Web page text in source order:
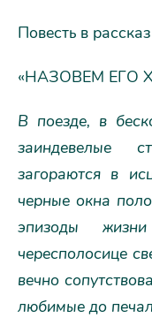
Повесть в
«НАЗОВЕМ ЕГО
В поезде, в
заиндевелые
загораются в
черные окна
эпизоды
чересполосице
вечно
любимые до